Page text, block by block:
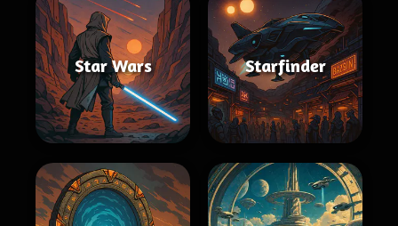
Star Wars Starfinder